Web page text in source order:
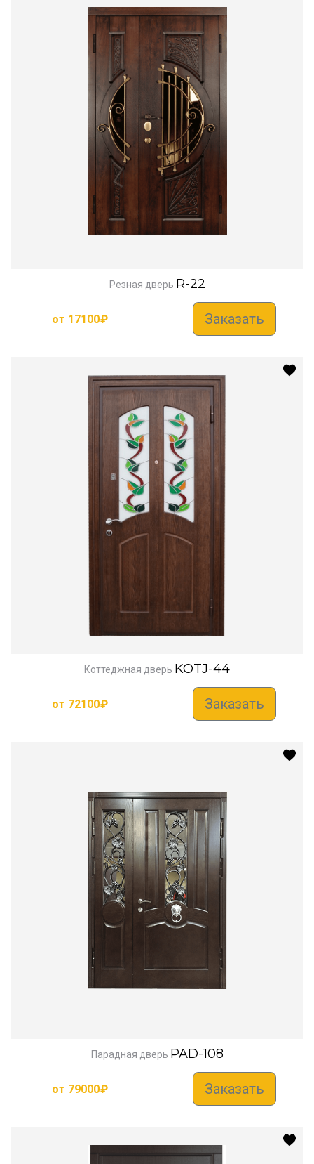
Резная дверь R-22
от 17100₽ Заказать
Коттеджная дверь KOTJ-44
от 72100₽ Заказать
Парадная дверь PAD-108
от 79000₽ Заказать